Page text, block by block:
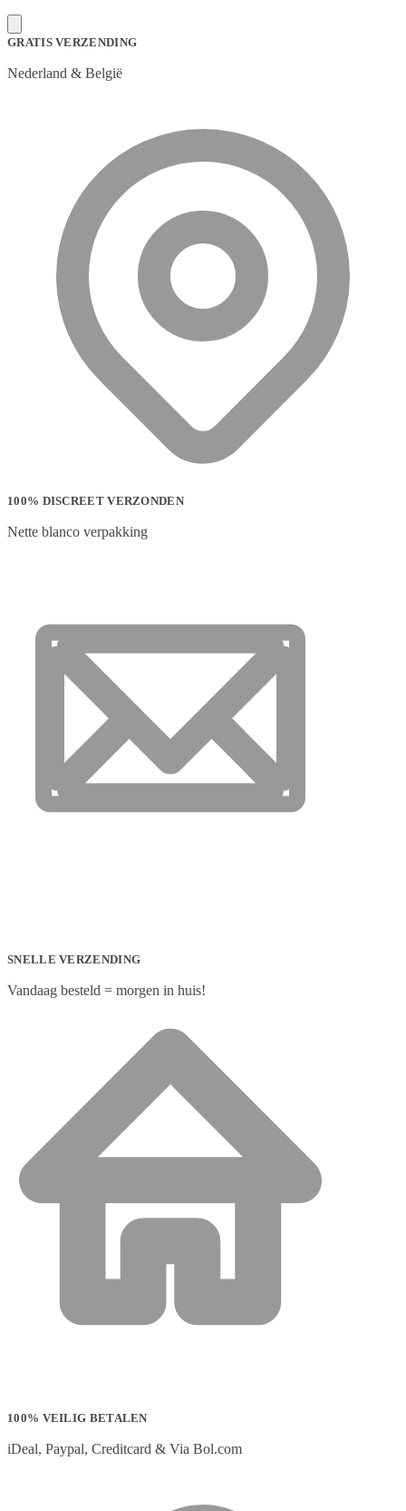
GRATIS VERZENDING
Nederland & België
100% DISCREET VERZONDEN
Nette blanco verpakking
SNELLE VERZENDING
Vandaag besteld = morgen in huis!
100% VEILIG BETALEN
iDeal, Paypal, Creditcard & Via Bol.com